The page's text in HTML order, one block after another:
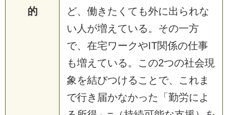
的
ど、働きたくても外に出られな
い人が増えている。その一方
で、在宅ワークやIT関係の仕事
も増えている。この2つの社会現
象を結びつけることで、これま
で行き届かなかった「勤労によ